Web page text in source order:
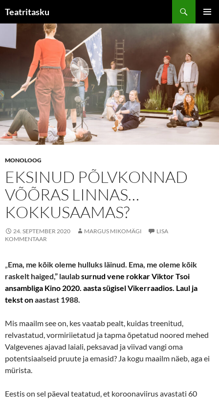
sisu
Teatritasku
MONOLOOG
EKSINUD PÕLVKONNAD
VÕÕRAS LINNAS…
KOKKUSAAMAS?
24. SEPTEMBER 2020 MARGUS MIKOMÄGI
LISA
KOMMENTAAR
„Ema, me kõik oleme hulluks läinud. Ema, me oleme kõik
raskelt haiged,” laulabsurnud vene rokkar Viktor Tsoi
ansambliga Kino 2020. aasta sügisel Vikerraadios. Laul ja
tekst onaastast 1988.
Mis maailm see on, kes vaatab pealt, kuidas treenitud,
relvastatud, vormiriietatud ja tapma õpetatud noored mehed
Valgevenes ajavad laiali, peksavad ja viivad vangi oma
potentsiaalseid pruute ja emasid? Ja kogu maailm näeb, aga ei
mürista.
Eestis on sel päeval teatatud, et koroonaviirus avastati 60